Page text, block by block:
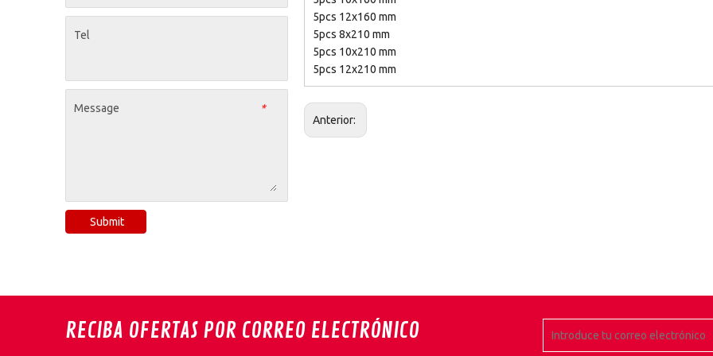
Tel
*
Message
Submit
5pcs 12x160 mm
5pcs 8x210 mm
5pcs 10x210 mm
5pcs 12x210 mm
Anterior:
RECIBA OFERTAS POR CORREO ELECTRÓNICO